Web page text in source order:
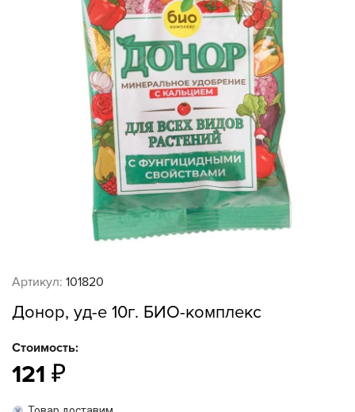
Артикул: 101820
Донор, уд-е 10г. БИО-комплекс
Стоимость:
121